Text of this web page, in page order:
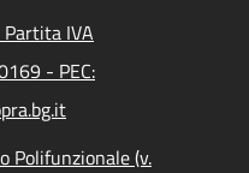
IVA
- PEC:
Polifunzionale (v.